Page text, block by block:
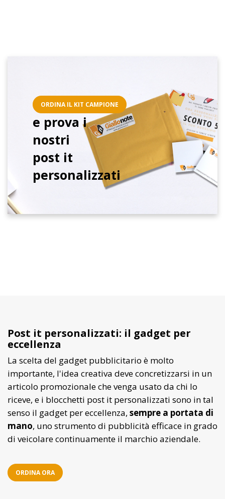
ORDINA IL KIT CAMPIONE
e prova i
nostri
post it
personalizzati
Post it personalizzati: il gadget per
eccellenza
La scelta del gadget pubblicitario è molto
importante, l'idea creativa deve concretizzarsi in un
articolo promozionale che venga usato da chi lo
riceve, e i blocchetti post it personalizzati sono in tal
senso il gadget per eccellenza, sempre a portata di
mano, uno strumento di pubblicità efficace in grado
di veicolare continuamente il marchio aziendale.
ORDINA ORA